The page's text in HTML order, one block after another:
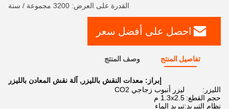
القدرة على العرض: 3200 مجموعة / سنة
احصل على أفضل سعر
تفاصيل المنتج وصف المنتج
إبراز: معدات النقش بالليزر , آلة نقش المعادن بالليزر
الليزر:
ليزر أنبوب زجاجي CO2
حجم القطع: 1.3x2.5 م
نظام التبريد:تبريد الماء